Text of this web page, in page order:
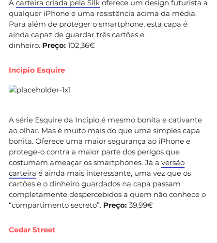
A carteira criada pela Silk oferece um design futurista a
qualquer iPhone e uma resistência acima da média.
Para além de proteger o smartphone, esta capa é
ainda capaz de guardar três cartões e
dinheiro. Preço: 102,36€
Incipio Esquire
A série Esquire da Incipio é mesmo bonita e cativante
ao olhar. Mas é muito mais do que uma simples capa
bonita. Oferece uma maior segurança ao iPhone e
protege-o contra a maior parte dos perigos que
costumam ameaçar os smartphones. Já a versão
carteira é ainda mais interessante, uma vez que os
cartões e o dinheiro guardados na capa passam
completamente despercebidos a quem não conhece o
“compartimento secreto”. Preço: 39,99€
Cedar Street